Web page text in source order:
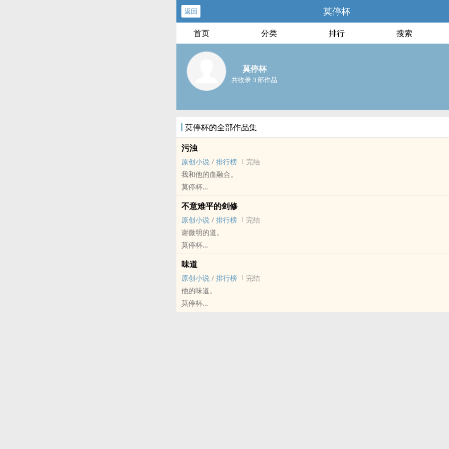
返回 莫停杯
首页 分类 排行 搜索
莫停杯
共收录 3 部作品
莫停杯的全部作品集
污浊
原创小说 / 排行榜
完结
我和他的血融合。
莫停杯
正剧 - OE - 暗黑
不意难平的剑修
原创小说 / 排行榜
完结
谢微明的道。
莫停杯
完结 - 正剧 - 古代 - OE
味道
原创小说 / 排行榜
完结
他的味道。
莫停杯